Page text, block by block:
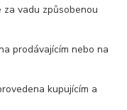
za vadu způsobenou
prodávajícím nebo na
kupujícím a